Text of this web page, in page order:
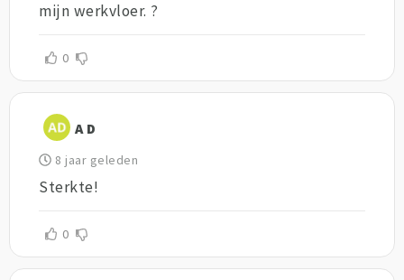
mijn werkvloer. ?
0
A D
8 jaar geleden
Sterkte!
0